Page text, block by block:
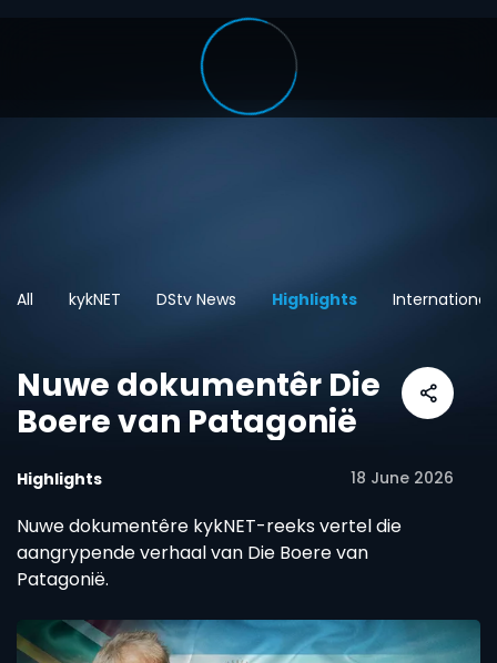
All kykNET DStv News Highlights International
Nuwe dokumentêr Die
Boere van Patagonië
Highlights 18 June 2026
Nuwe dokumentêre kykNET-reeks vertel die
aangrypende verhaal van Die Boere van
Patagonië.